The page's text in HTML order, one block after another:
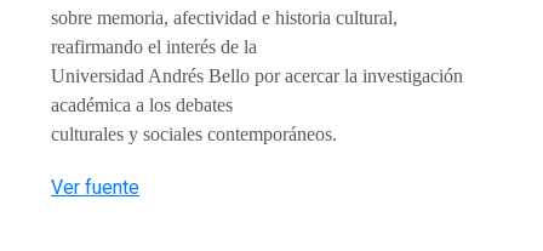
sobre memoria, afectividad e historia cultural,
reafirmando el interés de la
Universidad Andrés Bello por acercar la investigación
académica a los debates
culturales y sociales contemporáneos.
Ver fuente